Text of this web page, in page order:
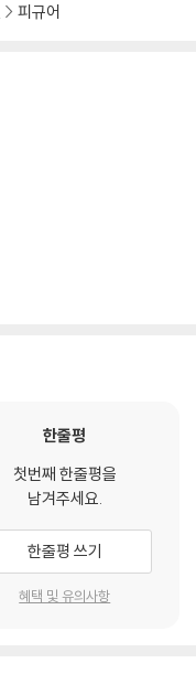
피규어
한줄평
첫번째 한줄평을
남겨주세요.
한줄평 쓰기
혜택 및 유의사항